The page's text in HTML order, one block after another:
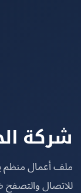
منظم يبرز
والتصفح